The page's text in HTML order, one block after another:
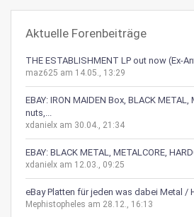
Aktuelle Forenbeiträge
THE ESTABLISHMENT LP out now (Ex-
maz625 am 14.05., 13:29
EBAY: IRON MAIDEN Box, BLACK METAL,
nuts,...
xdanielx am 30.04., 21:34
EBAY: BLACK METAL, METALCORE,
xdanielx am 12.03., 09:25
eBay Platten für jeden was dabei Metal /
Mephistopheles am 28.12., 16:13